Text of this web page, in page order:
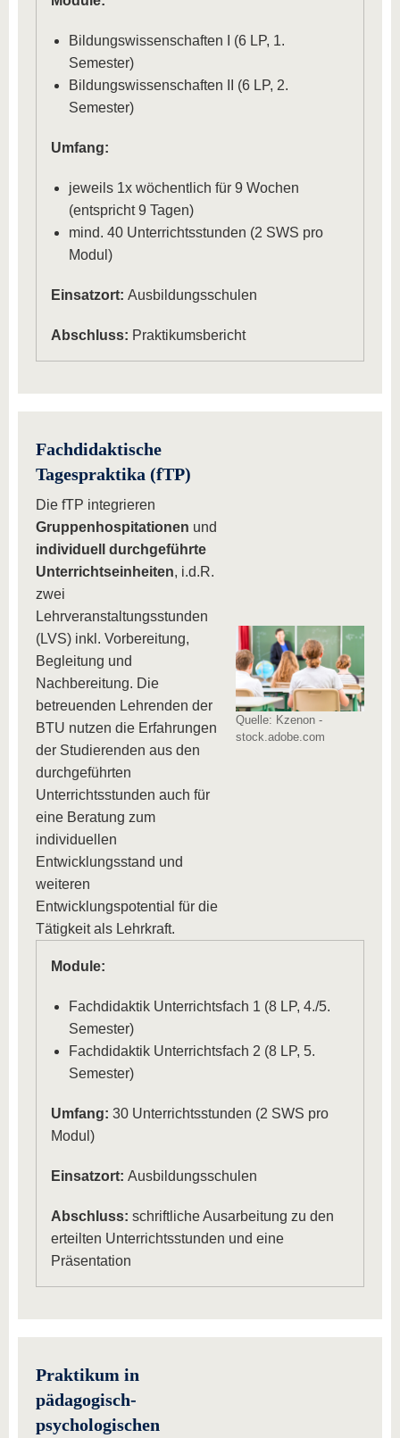
Bildungswissenschaften I (6 LP, 1.
Semester)
Bildungswissenschaften II (6 LP, 2.
Semester)
Umfang:
jeweils 1x wöchentlich für 9 Wochen
(entspricht 9 Tagen)
mind. 40 Unterrichtsstunden (2 SWS pro
Modul)
Einsatzort: Ausbildungsschulen
Abschluss: Praktikumsbericht
Quelle: Kzenon -
stock.adobe.com
Fachdidaktische
Tagespraktika (fTP)
Die fTP integrieren
Gruppenhospitationen und
individuell durchgeführte
Unterrichtseinheiten, i.d.R.
zwei
Lehrveranstaltungsstunden
(LVS) inkl. Vorbereitung,
Begleitung und
Nachbereitung. Die
betreuenden Lehrenden der
BTU nutzen die Erfahrungen
der Studierenden aus den
durchgeführten
Unterrichtsstunden auch für
eine Beratung zum
individuellen
Entwicklungsstand und
weiteren
Entwicklungspotential für die
Tätigkeit als Lehrkraft.
Module:
Fachdidaktik Unterrichtsfach 1 (8 LP, 4./5.
Semester)
Fachdidaktik Unterrichtsfach 2 (8 LP, 5.
Semester)
Umfang: 30 Unterrichtsstunden (2 SWS pro
Modul)
Einsatzort: Ausbildungsschulen
Abschluss: schriftliche Ausarbeitung zu den
erteilten Unterrichtsstunden und eine
Präsentation
Praktikum in
pädagogisch-
psychologischen